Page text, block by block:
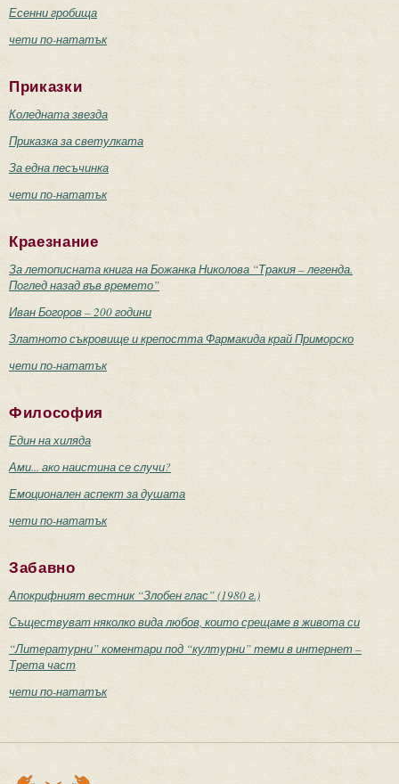
Есенни гробища
чети по-нататък
Приказки
Коледната звезда
Приказка за светулката
За една песъчинка
чети по-нататък
Краезнание
За летописната книга на Божанка Николова “Тракия – легенда.
Поглед назад във времето”
Иван Богоров – 200 години
Златното съкровище и крепостта Фармакида край Приморско
чети по-нататък
Философия
Един на хиляда
Ами... ако наистина се случи?
Емоционален аспект за душата
чети по-нататък
Забавно
Апокрифният вестник “Злобен глас” (1980 г.)
Съществуват няколко вида любов, които срещаме в живота си
“Литературни” коментари под “културни” теми в интернет –
Трета част
чети по-нататък